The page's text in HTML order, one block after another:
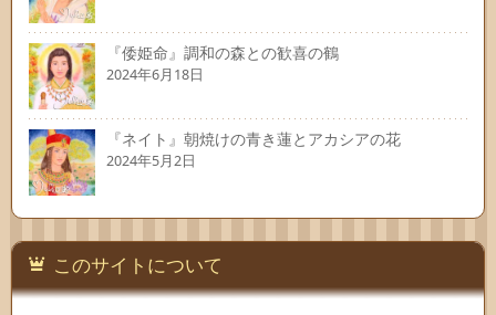
『倭姫命』調和の森との歓喜の鶴
2024年6月18日
『ネイト』朝焼けの青き蓮とアカシアの花
2024年5月2日
このサイトについて